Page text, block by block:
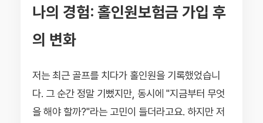
나의 경험: 홀인원보험금 가입 후
의 변화
저는 최근 골프를 치다가 홀인원을 기록했었습니
다. 그 순간 정말 기뻤지만, 동시에 "지금부터 무엇
을 해야 할까?"라는 고민이 들더라고요. 하지만 저